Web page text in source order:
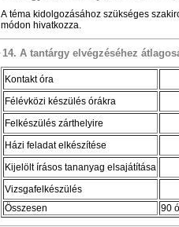
A téma kidolgozásához szükséges
módon hivatkozza.
14. A tantárgy elvégzéséhez
Kontakt óra
Félévközi készülés órákra
Felkészülés zárthelyire
Házi feladat elkészítése
Kijelölt írásos tananyag elsajátítása
Vizsgafelkészülés
Összesen
90